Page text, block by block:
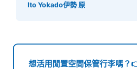
Ito Yokado伊勢 原
想活用閒置空間保管行李嗎？